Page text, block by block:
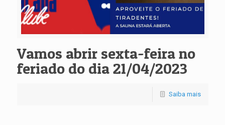
Vamos abrir sexta-feira no
feriado do dia 21/04/2023
Saiba mais